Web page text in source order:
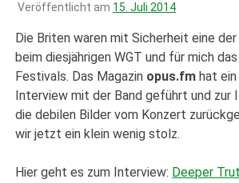
Veröffentlicht am 15. Juli 2014
Die Briten waren mit Sicherheit eine
beim diesjährigen WGT und für mich
Festivals. Das Magazin opus.fm hat
Interview mit der Band geführt und zur
die debilen Bilder vom Konzert
wir jetzt ein klein wenig stolz.
Hier geht es zum Interview: Deeper